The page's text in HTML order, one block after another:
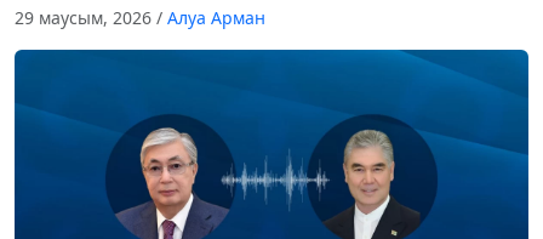
29 маусым, 2026 / Алуа Арман